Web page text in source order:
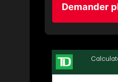
Demander